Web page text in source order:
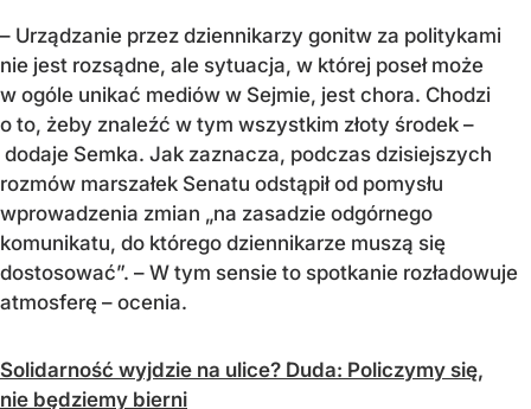
– Urządzanie przez dziennikarzy gonitw za politykami
nie jest rozsądne, ale sytuacja, w której poseł może
w ogóle unikać mediów w Sejmie, jest chora. Chodzi
o to, żeby znaleźć w tym wszystkim złoty środek –
dodaje Semka. Jak zaznacza, podczas dzisiejszych
rozmów marszałek Senatu odstąpił od pomysłu
wprowadzenia zmian „na zasadzie odgórnego
komunikatu, do którego dziennikarze muszą się
dostosować”. – W tym sensie to spotkanie rozładowuje
atmosferę – ocenia.
Solidarność wyjdzie na ulice? Duda: Policzymy się,
nie będziemy bierni